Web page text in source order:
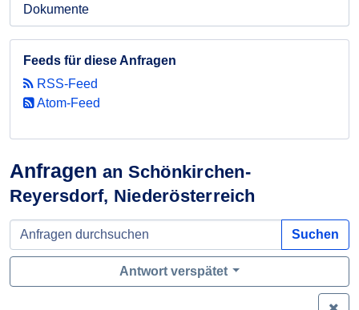
Anfragen an Schönkirchen-
Reyersdorf, Niederösterreich
Suchen
Antwort verspätet
Dokumente
Feeds für diese Anfragen
RSS-Feed
Atom-Feed